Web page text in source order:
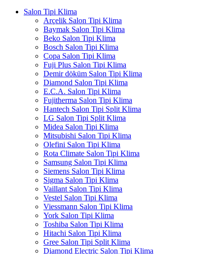
Salon Tipi Klima
Arçelik Salon Tipi Klima
Baymak Salon Tipi Klima
Beko Salon Tipi Klima
Bosch Salon Tipi Klima
Copa Salon Tipi Klima
Fuji Plus Salon Tipi Klima
Demir döküm Salon Tipi Klima
Diamond Salon Tipi Klima
E.C.A. Salon Tipi Klima
Fujitherma Salon Tipi Klima
Hantech Salon Tipi Split Klima
LG Salon Tipi Split Klima
Midea Salon Tipi Klima
Mitsubishi Salon Tipi Klima
Olefini Salon Tipi Klima
Rota Climate Salon Tipi Klima
Samsung Salon Tipi Klima
Siemens Salon Tipi Klima
Sigma Salon Tipi Klima
Vaillant Salon Tipi Klima
Vestel Salon Tipi Klima
Viessmann Salon Tipi Klima
York Salon Tipi Klima
Toshiba Salon Tipi Klima
Hitachi Salon Tipi Klima
Gree Salon Tipi Split Klima
Diamond Electric Salon Tipi Klima